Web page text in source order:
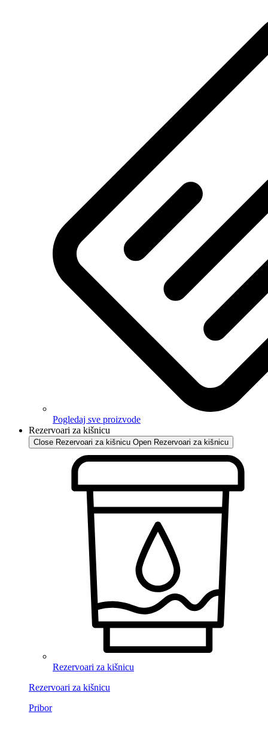
Pogledaj sve proizvode
Rezervoari za kišnicu
Close Rezervoari za kišnicu Open Rezervoari za kišnicu
Rezervoari za kišnicu
Rezervoari za kišnicu
Pribor